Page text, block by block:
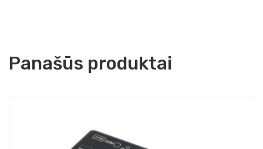
Panašūs produktai